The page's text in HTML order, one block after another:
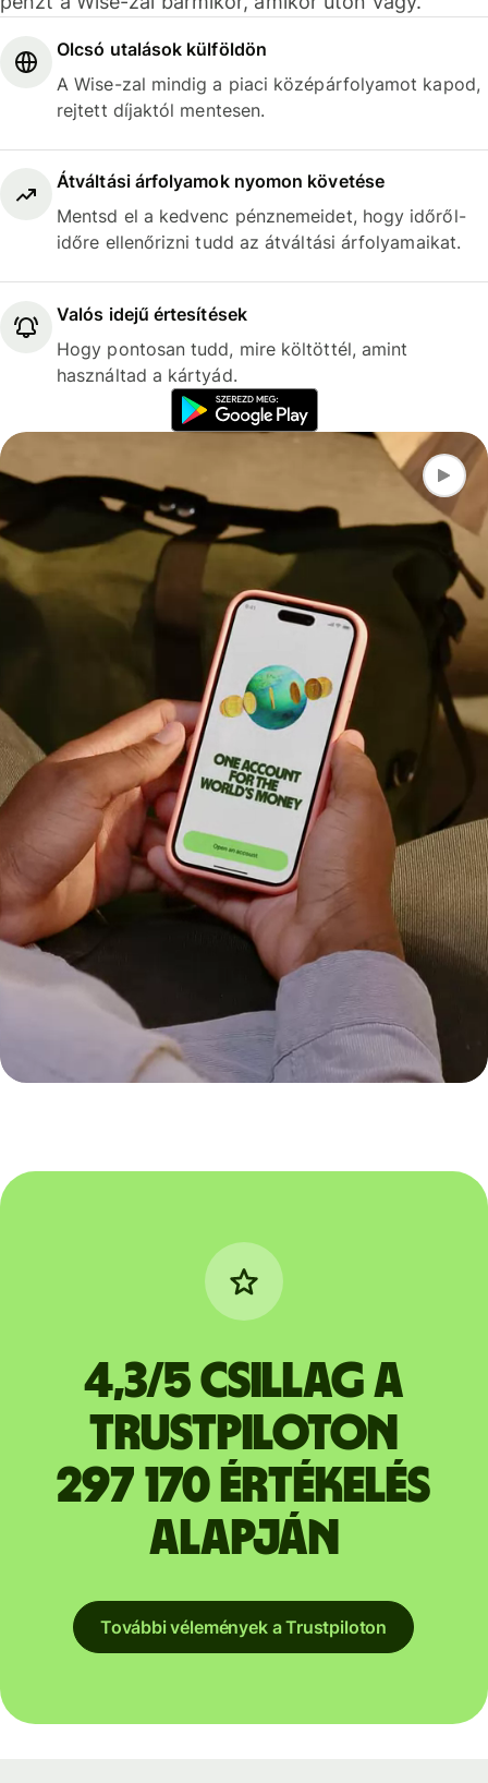
Olcsó utalások külföldön
A Wise-zal mindig a piaci középárfolyamot kapod,
rejtett díjaktól mentesen.
Átváltási árfolyamok nyomon követése
Mentsd el a kedvenc pénznemeidet, hogy időről-
időre ellenőrizni tudd az átváltási árfolyamaikat.
Valós idejű értesítések
Hogy pontosan tudd, mire költöttél, amint
használtad a kártyád.
4,3/5 csillag a
Trustpiloton
297 170 értékelés
alapján
További vélemények a Trustpiloton